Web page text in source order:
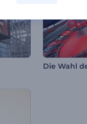
Die Wahl